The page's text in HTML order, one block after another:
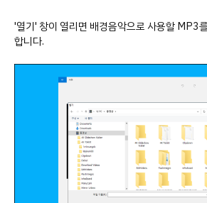
'열기' 창이 열리면 배경음악으로 사용할 MP3
합니다.